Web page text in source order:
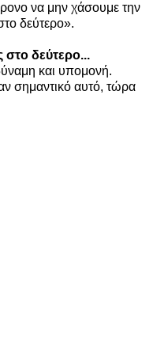
να μην χάσουμε την
δεύτερο».
στο δεύτερο...
και υπομονή.
σημαντικό αυτό, τώρα